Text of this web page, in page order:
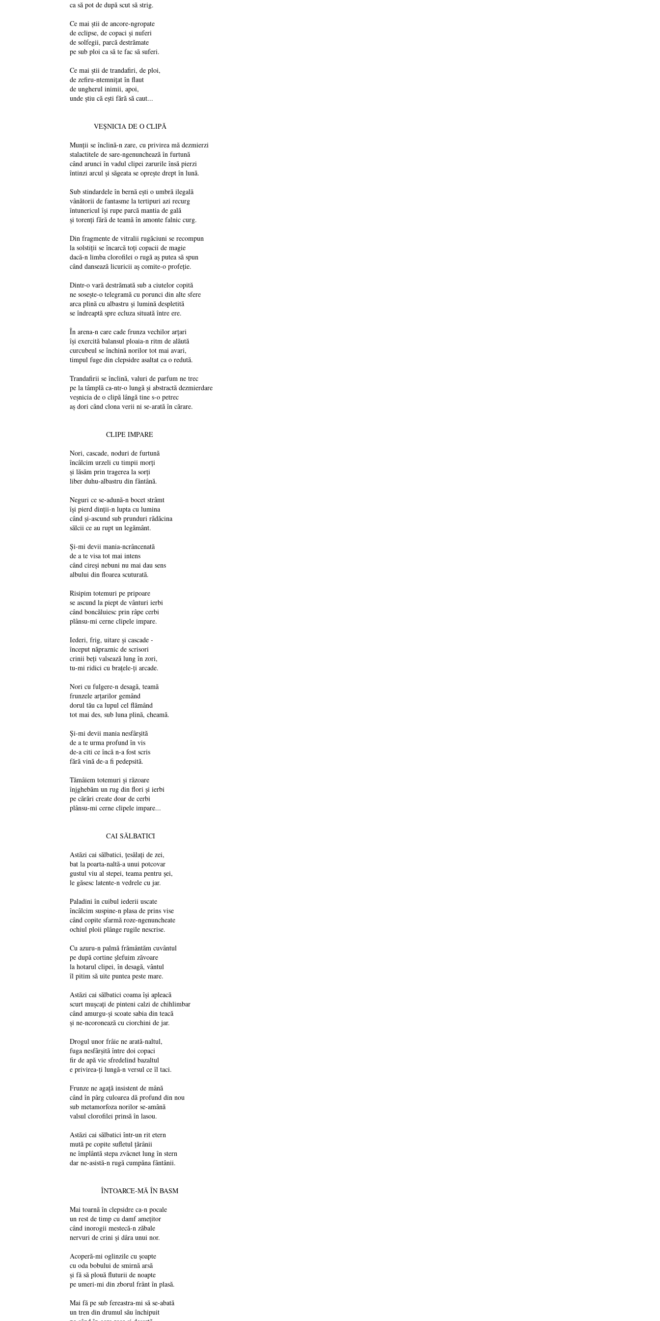
ca să pot de după scut să strig.
Ce mai știi de ancore-ngropate
de eclipse, de copaci și nuferi
de solfegii, parcă destrămate
pe sub ploi ca să te fac să suferi.
Ce mai știi de trandafiri, de ploi,
de zefiru-ntemnițat în flaut
de ungherul inimii, apoi,
unde știu că ești fără să caut...
VEȘNICIA DE O CLIPĂ
Munții se înclină-n zare, cu privirea mă dezmierzi
stalactitele de sare-ngenunchează în furtună
când arunci în vadul clipei zarurile însă pierzi
întinzi arcul și săgeata se oprește drept în lună.
Sub stindardele în bernă ești o umbră ilegală
vânătorii de fantasme la tertipuri azi recurg
întunericul își rupe parcă mantia de gală
și torenți fără de teamă în amonte falnic curg.
Din fragmente de vitralii rugăciuni se recompun
la solstiții se încarcă toți copacii de magie
dacă-n limba clorofilei o rugă aș putea să spun
când dansează licuricii aș comite-o profeție.
Dintr-o vară destrămată sub a ciutelor copită
ne sosește-o telegramă cu porunci din alte sfere
arca plină cu albastru și lumină despletită
se îndreaptă spre ecluza situată între ere.
În arena-n care cade frunza vechilor arțari
își exercită balansul ploaia-n ritm de alăută
curcubeul se închină norilor tot mai avari,
timpul fuge din clepsidre asaltat ca o redută.
Trandafirii se înclină, valuri de parfum ne trec
pe la tâmplă ca-ntr-o lungă și abstractă dezmierdare
veșnicia de o clipă lângă tine s-o petrec
aș dori când clona verii ni se-arată în cărare.
CLIPE IMPARE
Nori, cascade, noduri de furtună
încâlcim urzeli cu timpii morți
și lăsăm prin tragerea la sorți
liber duhu-albastru din fântână.
Neguri ce se-adună-n bocet strâmt
își pierd dinții-n lupta cu lumina
când și-ascund sub prunduri rădăcina
sălcii ce au rupt un legământ.
Și-mi devii mania-ncrâncenată
de a te visa tot mai intens
când cireși nebuni nu mai dau sens
albului din floarea scuturată.
Risipim totemuri pe pripoare
se ascund la piept de vânturi ierbi
când boncăluiesc prin râpe cerbi
plânsu-mi cerne clipele impare.
Iederi, frig, uitare și cascade -
început năpraznic de scrisori
crinii beți valsează lung în zori,
tu-mi ridici cu brațele-ți arcade.
Nori cu fulgere-n desagă, teamă
frunzele arțarilor gemând
dorul tău ca lupul cel flămând
tot mai des, sub luna plină, cheamă.
Și-mi devii mania nesfârșită
de a te urma profund în vis
de-a citi ce încă n-a fost scris
fără vină de-a fi pedepsită.
Tămâiem totemuri și răzoare
înjghebăm un rug din flori și ierbi
pe cărări create doar de cerbi
plânsu-mi cerne clipele impare...
CAI SĂLBATICI
Astăzi cai sălbatici, țesălați de zei,
bat la poarta-naltă-a unui potcovar
gustul viu al stepei, teama pentru șei,
le găsesc latente-n vedrele cu jar.
Paladini în cuibul iederii uscate
încâlcim suspine-n plasa de prins vise
când copite sfarmă roze-ngenuncheate
ochiul ploii plânge rugile nescrise.
Cu azuru-n palmă frământăm cuvântul
pe după cortine șlefuim zăvoare
la hotarul clipei, în desagă, vântul
îl pitim să uite puntea peste mare.
Astăzi cai sălbatici coama își apleacă
scurt mușcați de pinteni calzi de chihlimbar
când amurgu-și scoate sabia din teacă
și ne-ncoronează cu ciorchini de jar.
Drogul unor frâie ne arată-naltul,
fuga nesfârșită între doi copaci
fir de apă vie sfredelind bazaltul
e privirea-ți lungă-n versul ce îl taci.
Frunze ne agață insistent de mână
când în pârg culoarea dă profund din nou
sub metamorfoza norilor se-amână
valsul clorofilei prinsă în lasou.
Astăzi cai sălbatici într-un rit etern
mută pe copite sufletul țărânii
ne împlântă stepa zvâcnet lung în stern
dar ne-asistă-n rugă cumpăna fântânii.
ÎNTOARCE-MĂ ÎN BASM
Mai toarnă în clepsidre ca-n pocale
un rest de timp cu damf amețitor
când inorogii mestecă-n zăbale
nervuri de crini și dâra unui nor.
Acoperă-mi oglinzile cu șoapte
cu oda bobului de smirnă arsă
și fă să plouă fluturii de noapte
pe umeri-mi din zborul frânt în plasă.
Mai fă pe sub fereastra-mi să se-abată
un tren din drumul său închipuit